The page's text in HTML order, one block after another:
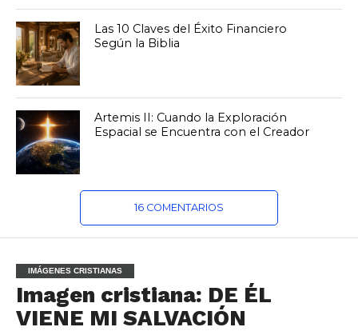
Las 10 Claves del Éxito Financiero
Según la Biblia
Artemis II: Cuando la Exploración
Espacial se Encuentra con el Creador
16 COMENTARIOS
IMÁGENES CRISTIANAS
Imagen cristiana: DE ÉL
VIENE MI SALVACIÓN